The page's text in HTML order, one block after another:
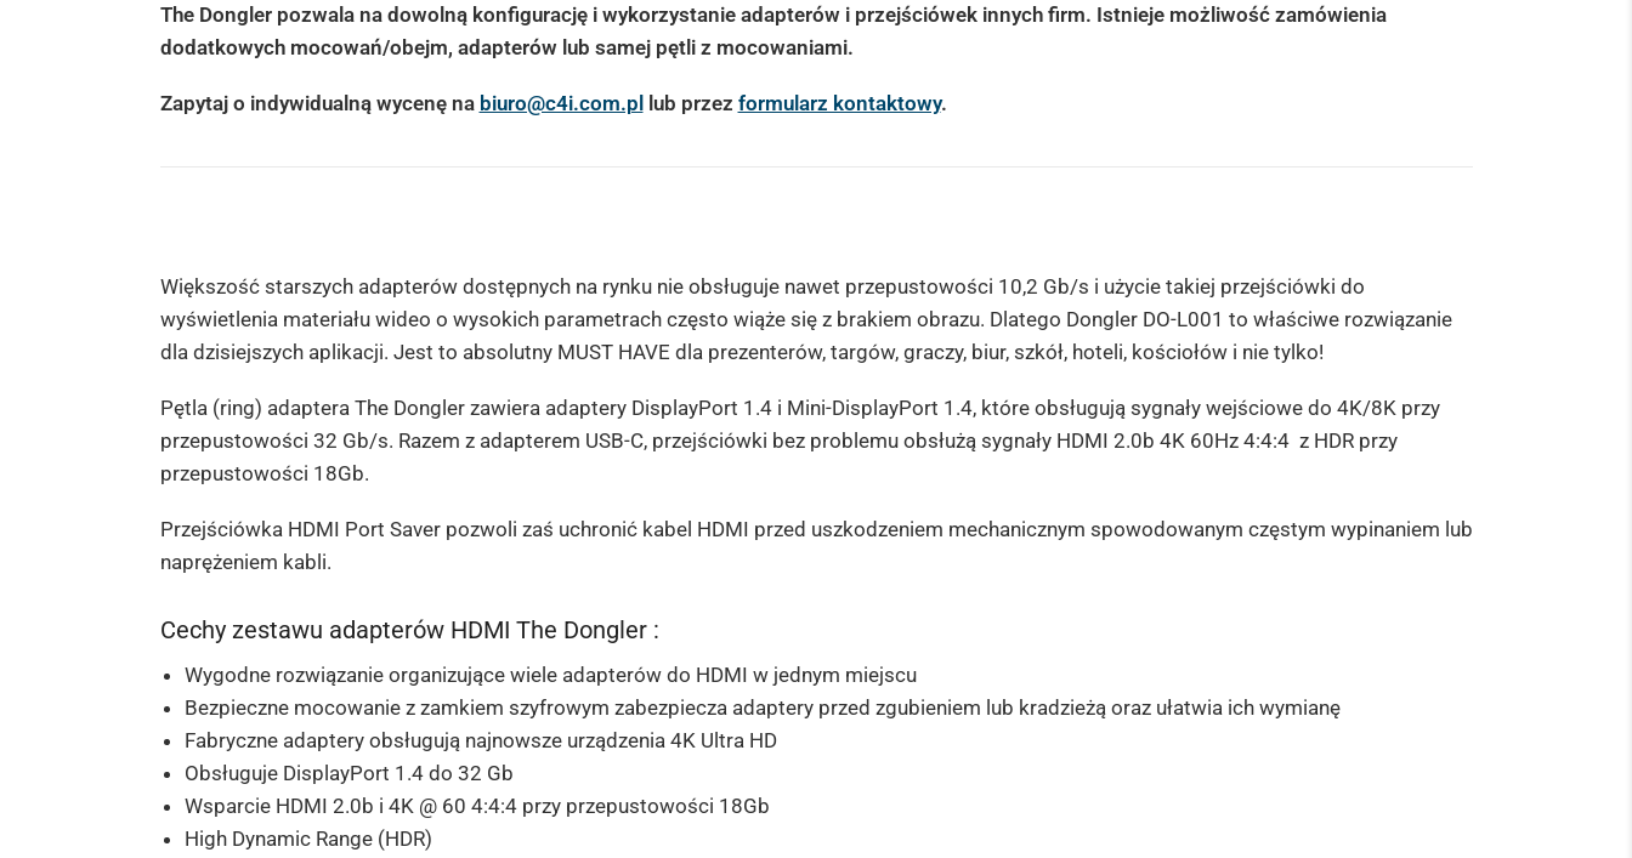
The Dongler pozwala na dowolną konfigurację i wykorzystanie adapterów i przejściówek innych firm. Istnieje możliwość zamówienia
dodatkowych mocowań/obejm, adapterów lub samej pętli z mocowaniami.
Zapytaj o indywidualną wycenę na biuro@c4i.com.pl lub przez formularz kontaktowy.
Większość starszych adapterów dostępnych na rynku nie obsługuje nawet przepustowości 10,2 Gb/s i użycie takiej przejściówki do
wyświetlenia materiału wideo o wysokich parametrach często wiąże się z brakiem obrazu. Dlatego Dongler DO-L001 to właściwe rozwiązanie
dla dzisiejszych aplikacji. Jest to absolutny MUST HAVE dla prezenterów, targów, graczy, biur, szkół, hoteli, kościołów i nie tylko!
Pętla (ring) adaptera The Dongler zawiera adaptery DisplayPort 1.4 i Mini-DisplayPort 1.4, które obsługują sygnały wejściowe do 4K/8K przy
przepustowości 32 Gb/s. Razem z adapterem USB-C, przejściówki bez problemu obsłużą sygnały HDMI 2.0b 4K 60Hz 4:4:4 z HDR przy
przepustowości 18Gb.
Przejściówka HDMI Port Saver pozwoli zaś uchronić kabel HDMI przed uszkodzeniem mechanicznym spowodowanym częstym wypinaniem lub
naprężeniem kabli.
Cechy zestawu adapterów HDMI The Dongler :
Wygodne rozwiązanie organizujące wiele adapterów do HDMI w jednym miejscu
Bezpieczne mocowanie z zamkiem szyfrowym zabezpiecza adaptery przed zgubieniem lub kradzieżą oraz ułatwia ich wymianę
Fabryczne adaptery obsługująnajnowsze urządzenia 4K Ultra HD
Obsługuje DisplayPort 1.4 do 32 Gb
Wsparcie HDMI 2.0b i 4K @ 60 4:4:4 przy przepustowości 18Gb
High Dynamic Range (HDR)